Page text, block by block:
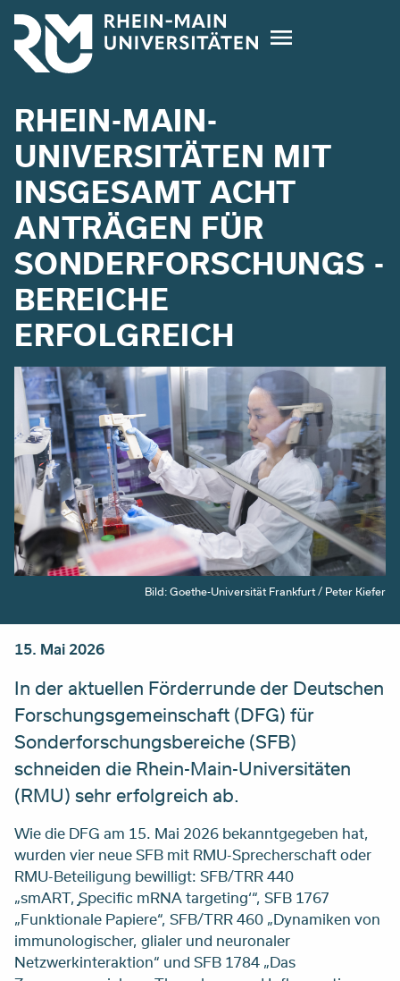
Direkt
zum
Inhalt
RHEIN-MAIN-
UNIVERSITÄTEN MIT
INSGESAMT ACHT
ANTRÄGEN FÜR
SONDERFORSCHUNGS ­
BEREICHE
ERFOLGREICH
Bild: Goethe-Universität Frankfurt / Peter Kiefer
15. Mai 2026
In der aktuellen Förderrunde der Deutschen
Forschungsgemeinschaft (DFG) für
Sonderforschungsbereiche (SFB)
schneiden die Rhein-Main-Universitäten
(RMU) sehr erfolgreich ab.
Wie die DFG am 15. Mai 2026 bekanntgegeben hat,
wurden vier neue SFB mit RMU-Sprecherschaft oder
RMU-Beteiligung bewilligt: SFB/TRR 440
„smART, ̡̡Specific mRNA targeting‘“, SFB 1767
„Funktionale Papiere“, SFB/TRR 460 „Dynamiken von
immunologischer, glialer und neuronaler
Netzwerkinteraktion“ und SFB 1784 „Das